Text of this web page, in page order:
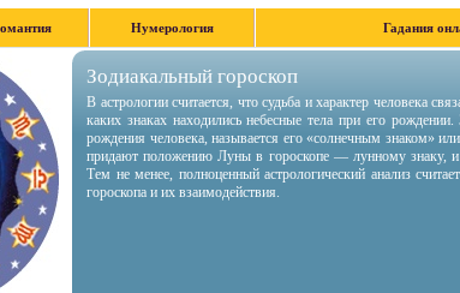
Нумерология Гадания
Зодиакальный гороскоп
В астрологии считается, что судьба и характер человека
каких знаках находились небесные тела при его
рождения человека, называется его «солнечным знаком»
придают положению Луны в гороскопе — лунному знаку,
Тем не менее, полноценный астрологический анализ
гороскопа и их взаимодействия.